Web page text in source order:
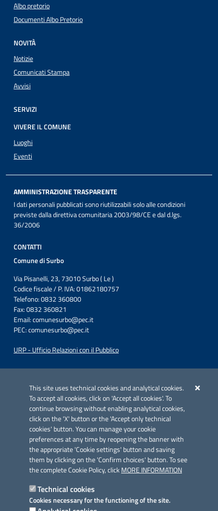
This site uses technical cookies and analytical cookies.
To accept all cookies, click on 'Accept all cookies'. To
continue browsing without enabling analytical cookies,
click on the 'X' button or the 'Accept only technical
cookies' button. You can manage your cookie
preferences at any time by reopening the banner with
the appropriate 'Cookie settings' button and saving
them by clicking on the 'Confirm choices' button. To see
the complete Cookie Policy, clickMORE INFORMATION
Technical cookies
Cookies necessary for the functioning of the site.
Albo pretorio
Documenti Albo Pretorio
NOVITÀ
Notizie
Comunicati Stampa
Avvisi
SERVIZI
VIVERE IL COMUNE
Luoghi
Eventi
AMMINISTRAZIONE TRASPARENTE
I dati personali pubblicati sono riutilizzabili solo alle condizioni
previste dalla direttiva comunitaria 2003/98/CE e dal d.lgs.
36/2006
CONTATTI
Comune di Surbo
Via Pisanelli, 23, 73010 Surbo ( Le )
Codice fiscale / P. IVA: 01862180757
Telefono: 0832 360800
Fax: 0832 360821
Email:comunesurbo@pec.it
PEC:comunesurbo@pec.it
URP - Ufficio Relazioni con il Pubblico
Azione 2.3.
Link utili
Informativa privacy
Dichiarazione di accessibilità